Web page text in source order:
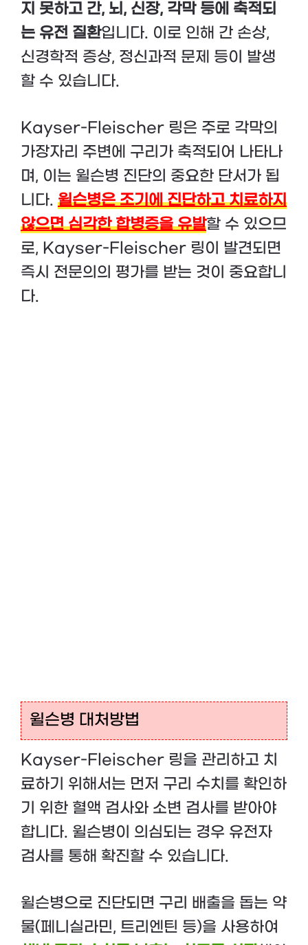
지 못하고 간, 뇌, 신장, 각막 등에 축적되
는 유전 질환입니다. 이로 인해 간 손상,
신경학적 증상, 정신과적 문제 등이 발생
할 수 있습니다.
Kayser-Fleischer 링은 주로 각막의
가장자리 주변에 구리가 축적되어 나타나
며, 이는 윌슨병 진단의 중요한 단서가 됩
니다. 윌슨병은 조기에 진단하고 치료하지
않으면 심각한 합병증을 유발할 수 있으므
로, Kayser-Fleischer 링이 발견되면
즉시 전문의의 평가를 받는 것이 중요합니
다.
윌슨병 대처방법
Kayser-Fleischer 링을 관리하고 치
료하기 위해서는 먼저 구리 수치를 확인하
기 위한 혈액 검사와 소변 검사를 받아야
합니다. 윌슨병이 의심되는 경우 유전자
검사를 통해 확진할 수 있습니다.
윌슨병으로 진단되면 구리 배출을 돕는 약
물(페니실라민, 트리엔틴 등)을 사용하여